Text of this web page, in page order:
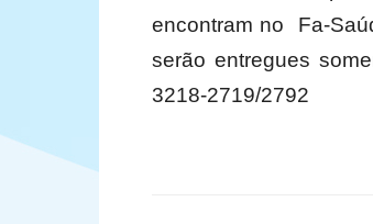
encontram no Fa-
serão entregues
3218-2719/2792